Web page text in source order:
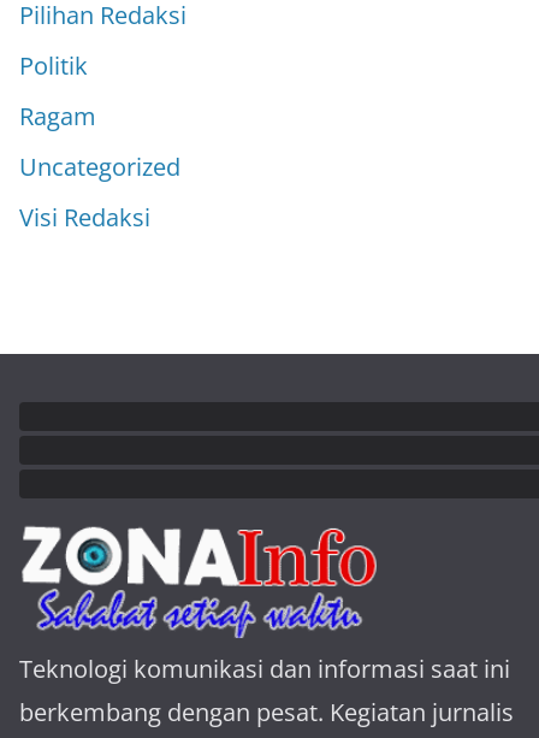
Pilihan Redaksi
Politik
Ragam
Uncategorized
Visi Redaksi
Teknologi komunikasi dan informasi saat ini
berkembang dengan pesat. Kegiatan jurnalis